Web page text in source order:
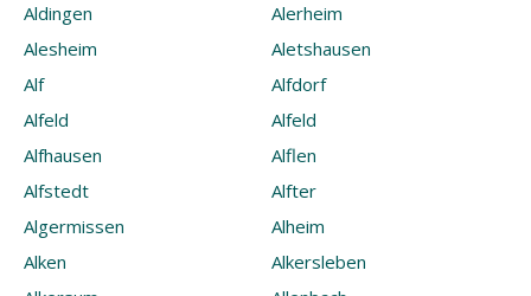
Aldingen
Alerheim
Alesheim
Aletshausen
Alf
Alfdorf
Alfeld
Alfeld
Alfhausen
Alflen
Alfstedt
Alfter
Algermissen
Alheim
Alken
Alkersleben